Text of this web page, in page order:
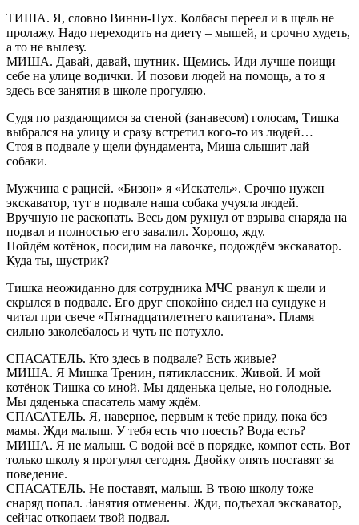
ТИША. Я, словно Винни-Пух. Колбасы переел и в щель не
пролажу. Надо переходить на диету – мышей, и срочно худеть,
а то не вылезу.
МИША. Давай, давай, шутник. Щемись. Иди лучше поищи
себе на улице водички. И позови людей на помощь, а то я
здесь все занятия в школе прогуляю.
Судя по раздающимся за стеной (занавесом) голосам, Тишка
выбрался на улицу и сразу встретил кого-то из людей…
Стоя в подвале у щели фундамента, Миша слышит лай
собаки.
Мужчина с рацией. «Бизон» я «Искатель». Срочно нужен
экскаватор, тут в подвале наша собака учуяла людей.
Вручную не раскопать. Весь дом рухнул от взрыва снаряда на
подвал и полностью его завалил. Хорошо, жду.
Пойдём котёнок, посидим на лавочке, подождём экскаватор.
Куда ты, шустрик?
Тишка неожиданно для сотрудника МЧС рванул к щели и
скрылся в подвале. Его друг спокойно сидел на сундуке и
читал при свече «Пятнадцатилетнего капитана». Пламя
сильно заколебалось и чуть не потухло.
СПАСАТЕЛЬ. Кто здесь в подвале? Есть живые?
МИША. Я Мишка Тренин, пятиклассник. Живой. И мой
котёнок Тишка со мной. Мы дяденька целые, но голодные.
Мы дяденька спасатель маму ждём.
СПАСАТЕЛЬ. Я, наверное, первым к тебе приду, пока без
мамы. Жди малыш. У тебя есть что поесть? Вода есть?
МИША. Я не малыш. С водой всё в порядке, компот есть. Вот
только школу я прогулял сегодня. Двойку опять поставят за
поведение.
СПАСАТЕЛЬ. Не поставят, малыш. В твою школу тоже
снаряд попал. Занятия отменены. Жди, подъехал экскаватор,
сейчас откопаем твой подвал.